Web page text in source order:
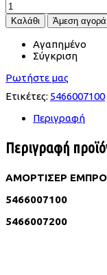
Αγαπημένο
Σύγκριση
Ρωτήστε μας
Ετικέτες: 5466007100
Περιγραφή
Περιγραφή
ΑΜΟΡΤΙΣΕΡ
5466007100
5466007200